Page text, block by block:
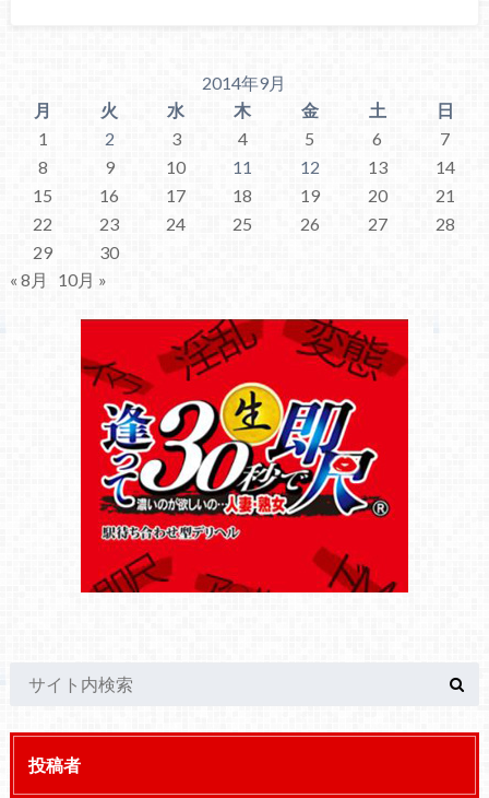
2014年9月
月
火 水 木 金 土
日
1
2 3 4 5 6
7
8
9 10 11 12 13
14
15
16 17 18 19 20
21
22
23 24 25 26 27
28
29
30
« 8月
10月 »
投稿者